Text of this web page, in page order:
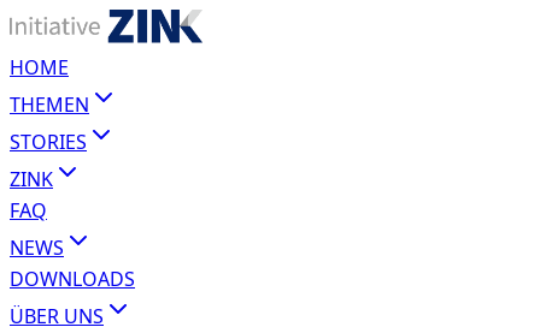
HOME
THEMEN
STORIES
ZINK
FAQ
NEWS
DOWNLOADS
ÜBER UNS